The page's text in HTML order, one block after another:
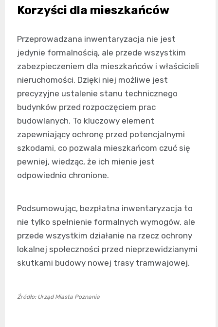
Korzyści dla mieszkańców
Przeprowadzana inwentaryzacja nie jest
jedynie formalnością, ale przede wszystkim
zabezpieczeniem dla mieszkańców i właścicieli
nieruchomości. Dzięki niej możliwe jest
precyzyjne ustalenie stanu technicznego
budynków przed rozpoczęciem prac
budowlanych. To kluczowy element
zapewniający ochronę przed potencjalnymi
szkodami, co pozwala mieszkańcom czuć się
pewniej, wiedząc, że ich mienie jest
odpowiednio chronione.
Podsumowując, bezpłatna inwentaryzacja to
nie tylko spełnienie formalnych wymogów, ale
przede wszystkim działanie na rzecz ochrony
lokalnej społeczności przed nieprzewidzianymi
skutkami budowy nowej trasy tramwajowej.
Źródło: Urząd Miasta Poznania